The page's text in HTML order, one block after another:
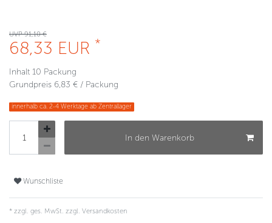
UVP 91,10 €
68,33 EUR *
Inhalt 10 Packung
Grundpreis 6,83 € / Packung
innerhalb ca. 2-4 Werktage ab Zentrallager
In den Warenkorb
Wunschliste
* zzgl. ges. MwSt. zzgl. Versandkosten